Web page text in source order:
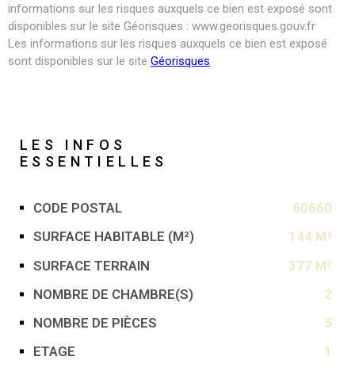
informations sur les risques auxquels ce bien est exposé sont
disponibles sur le site Géorisques : www.georisques.gouv.fr
Les informations sur les risques auxquels ce bien est exposé
sont disponibles sur le site Géorisques
LES INFOS
ESSENTIELLES
Caractérisque Valeurs
CODE POSTAL
60660
SURFACE HABITABLE (M²)
144 M²
SURFACE TERRAIN
377 M²
NOMBRE DE CHAMBRE(S)
2
NOMBRE DE PIÈCES
5
ETAGE
1